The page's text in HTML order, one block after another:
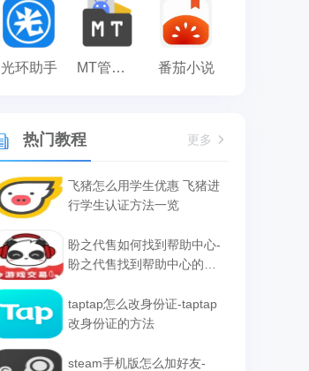
光环助手 MT管理器 番茄小说
热门教程 更多
飞猪怎么用学生优惠 飞猪进
行学生认证方法一览
盼之代售如何找到帮助中心-
盼之代售找到帮助中心的方
taptap怎么改身份证-taptap
改身份证的方法
steam手机版怎么加好友-